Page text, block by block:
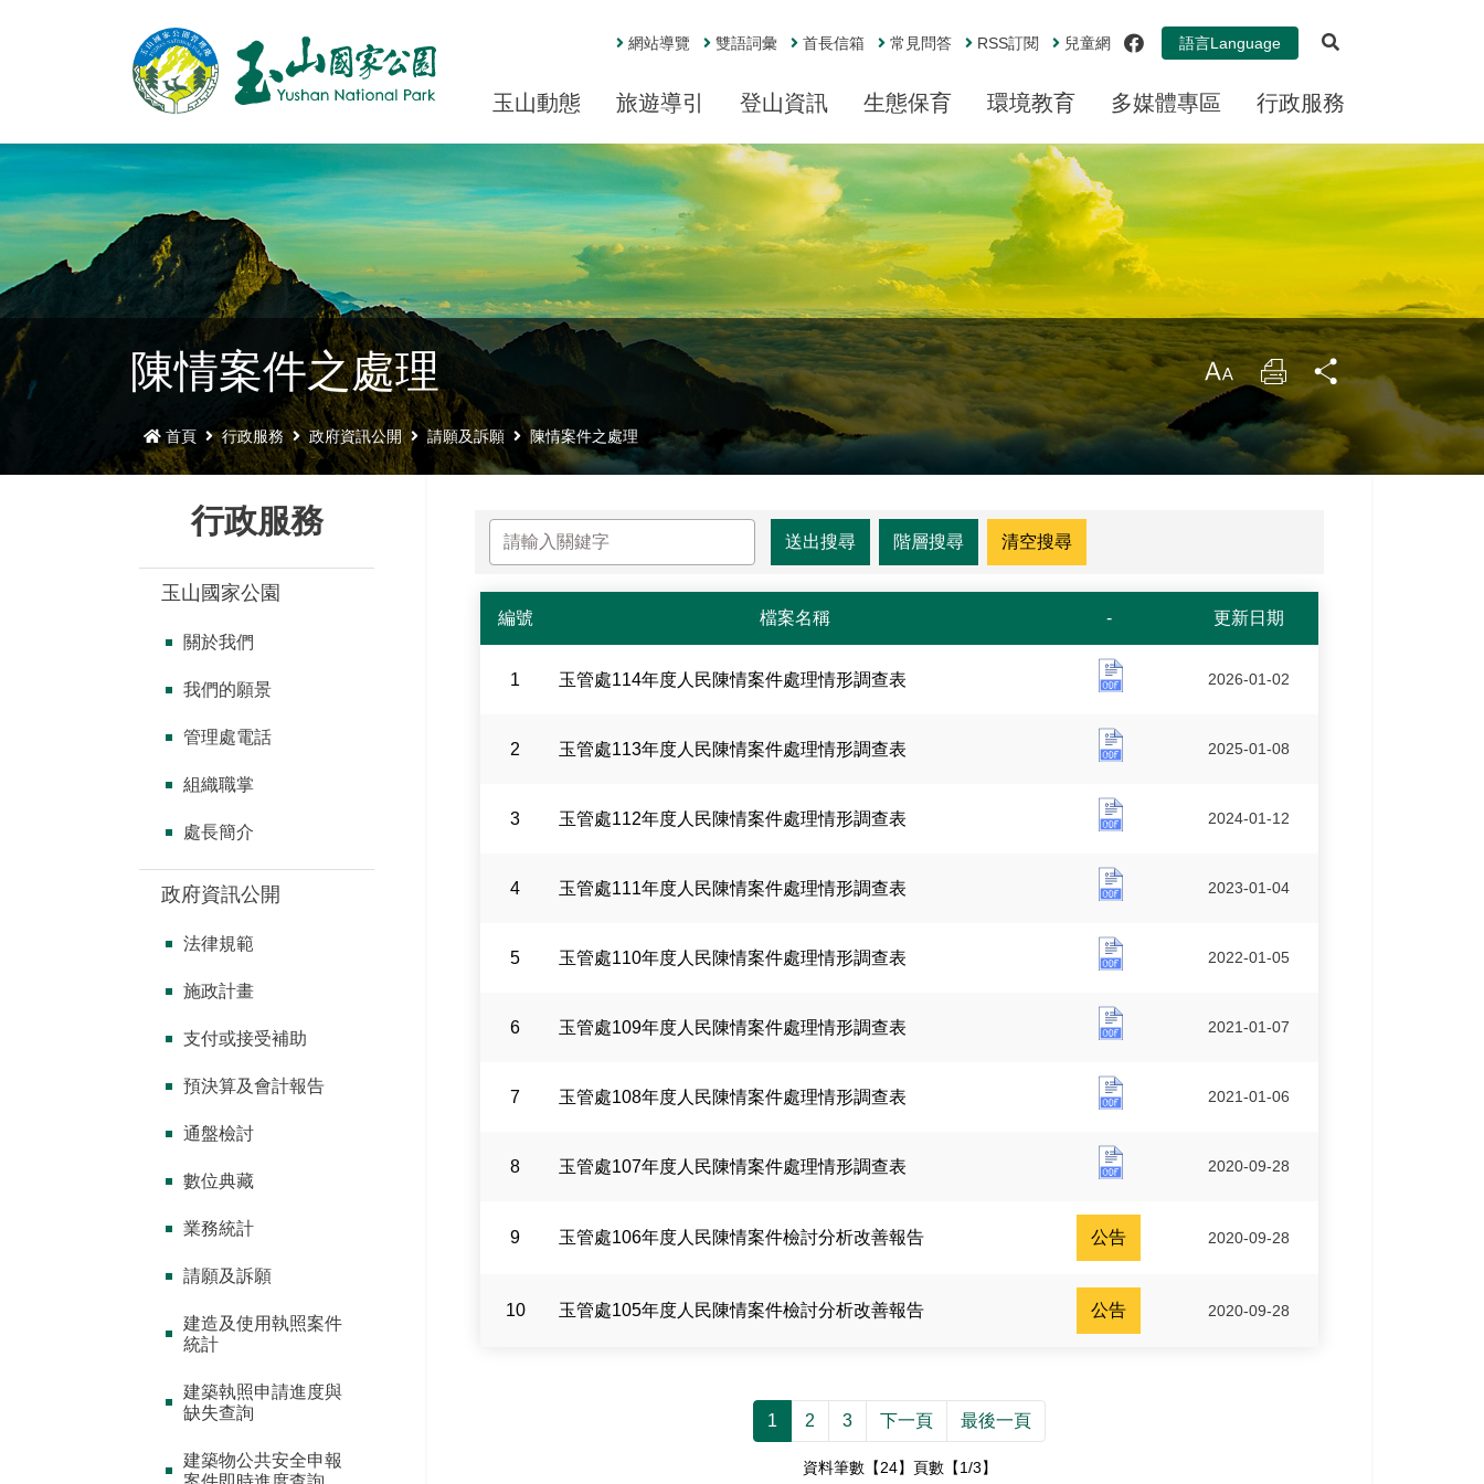
網站導覽 雙語詞彙 首長信箱 常見問答 RSS訂閱 兒童網 facebook
語言Language
玉山動態 旅遊導引 登山資訊 生態保育 環境教育 多媒體專區 行政服務
陳情案件之處理 大 列
首頁 行政服務 政府資訊公開 請願及訴願 陳情案件之處理
行政服務
玉山國家公園
關於我們
我們的願景
管理處電話
組織職掌
處長簡介
政府資訊公開
法律規範
施政計畫
支付或接受補助
預決算及會計報告
通盤檢討
數位典藏
業務統計
請願及訴願
建造及使用執照案件
統計
建築執照申請進度與
缺失查詢
建築物公共安全申報
編號 檔案名稱 - 更新日期
1 玉管處114年度人民陳情案件處理情形調查表 玉管處114年度人民陳情案件處理情形調查表
2026-01-02
2 玉管處113年度人民陳情案件處理情形調查表 玉管處113年度人民陳情案件處理情形調查表
2025-01-08
3 玉管處112年度人民陳情案件處理情形調查表 玉管處112年度人民陳情案件處理情形調查表
2024-01-12
4 玉管處111年度人民陳情案件處理情形調查表 玉管處111年度人民陳情案件處理情形調查表
2023-01-04
5 玉管處110年度人民陳情案件處理情形調查表 玉管處110年度人民陳情案件處理情形調查表
2022-01-05
6 玉管處109年度人民陳情案件處理情形調查表 玉管處109年度人民陳情案件處理情形調查表
2021-01-07
7 玉管處108年度人民陳情案件處理情形調查表 玉管處108年度人民陳情案件處理情形調查表
2021-01-06
8 玉管處107年度人民陳情案件處理情形調查表 玉管處107年度人民陳情案件處理情形調查表
2020-09-28
9 玉管處106年度人民陳情案件檢討分析改善報告 公告 2020-09-28
10 玉管處105年度人民陳情案件檢討分析改善報告 公告 2020-09-28
1 2 3 下一頁 最後一頁
資料筆數【24】頁數【1/3】